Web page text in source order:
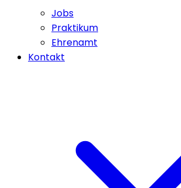
Jobs
Praktikum
Ehrenamt
Kontakt